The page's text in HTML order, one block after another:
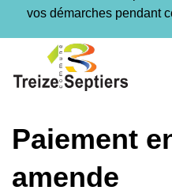
vos démarches pendant
contenu
pied
Paiement
amende